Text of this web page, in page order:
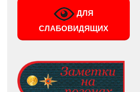
ДЛЯ
СЛАБОВИДЯЩИХ